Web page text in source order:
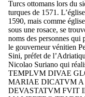
Turcs ottomans lors du
turques de 1571.
1590, mais comme
sous une rosace, se
noms des personnes qui
le gouverneur vénitien
Sini, préfet de
Nicolao Suriano qui
TEMPLVM DIVAE
MARIAE DICATVM A
DEVASTATVM FVIT